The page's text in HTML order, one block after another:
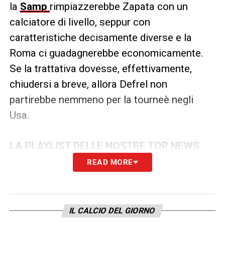
la Samp rimpiazzerebbe Zapata con un
calciatore di livello, seppur con
caratteristiche decisamente diverse e la
Roma ci guadagnerebbe economicamente.
Se la trattativa dovesse, effettivamente,
chiudersi a breve, allora Defrel non
partirebbe nemmeno per la tourneè negli
Usa.
LA PLAYLIST DELLE NOSTRE TOP NEWS
READ MORE
IL CALCIO DEL GIORNO